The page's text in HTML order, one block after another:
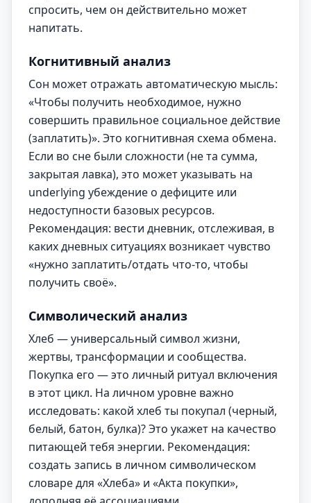
спросить, чем он действительно может
напитать.
Когнитивный анализ
Сон может отражать автоматическую мысль:
«Чтобы получить необходимое, нужно
совершить правильное социальное действие
(заплатить)». Это когнитивная схема обмена.
Если во сне были сложности (не та сумма,
закрытая лавка), это может указывать на
underlying убеждение о дефиците или
недоступности базовых ресурсов.
Рекомендация: вести дневник, отслеживая, в
каких дневных ситуациях возникает чувство
«нужно заплатить/отдать что-то, чтобы
получить своё».
Символический анализ
Хлеб — универсальный символ жизни,
жертвы, трансформации и сообщества.
Покупка его — это личный ритуал включения
в этот цикл. На личном уровне важно
исследовать: какой хлеб ты покупал (черный,
белый, батон, булка)? Это укажет на качество
питающей тебя энергии. Рекомендация:
создать запись в личном символическом
словаре для «Хлеба» и «Акта покупки»,